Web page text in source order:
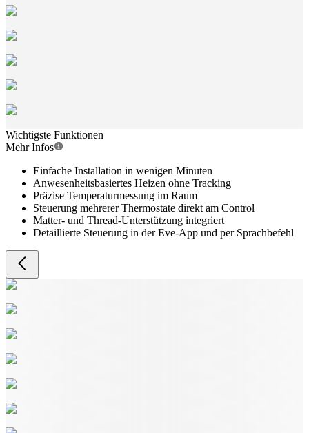
Wichtigste Funktionen
Mehr Infos
Einfache Installation in wenigen Minuten
Anwesenheitsbasiertes Heizen ohne Tracking
Präzise Temperaturmessung im Raum
Steuerung mehrerer Thermostate direkt am Control
Matter- und Thread-Unterstützung integriert
Detaillierte Steuerung in der Eve-App und per Sprachbefehl